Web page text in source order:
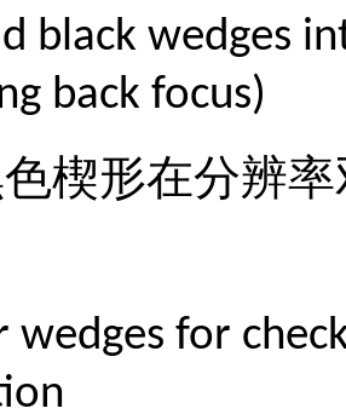
black wedges
back focus)
楔形在分辨
wedges for